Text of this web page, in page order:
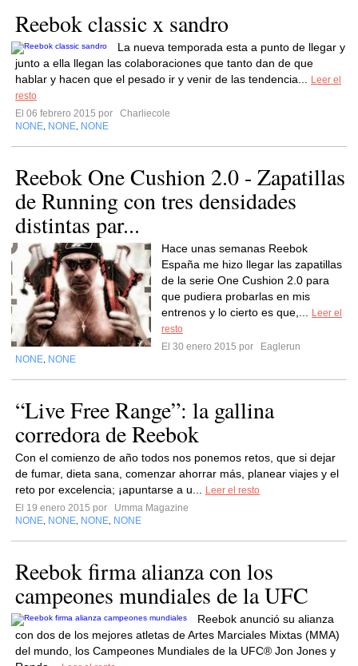
Reebok classic x sandro
La nueva temporada esta a punto de llegar y
junto a ella llegan las colaboraciones que tanto dan de que
hablar y hacen que el pesado ir y venir de las tendencia...
Leer el
resto
El 06 febrero 2015 por
Charliecole
NONE NONE NONE
Reebok One Cushion 2.0 - Zapatillas
de Running con tres densidades
distintas par...
Hace unas semanas Reebok
España me hizo llegar las zapatillas
de la serie One Cushion 2.0 para
que pudiera probarlas en mis
entrenos y lo cierto es que,...
Leer el
resto
El 30 enero 2015 por
Eaglerun
NONE NONE
“Live Free Range”: la gallina
corredora de Reebok
Con el comienzo de año todos nos ponemos retos, que si dejar
de fumar, dieta sana, comenzar ahorrar más, planear viajes y el
reto por excelencia; ¡apuntarse a u...
Leer el resto
El 19 enero 2015 por
Umma Magazine
NONE NONE NONE NONE
Reebok firma alianza con los
campeones mundiales de la UFC
Reebok anunció su alianza
con dos de los mejores atletas de Artes Marciales Mixtas (MMA)
del mundo, los Campeones Mundiales de la UFC® Jon Jones y